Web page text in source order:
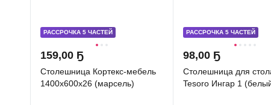
РАССРОЧКА 5 ЧАСТЕЙ
159,00 Ҕ
Столешница Кортекс-мебель
1400x600x26 (марсель)
РАССРОЧКА 5 ЧАСТЕЙ
98,00 Ҕ
Столешница для
Tesoro Ингар 1